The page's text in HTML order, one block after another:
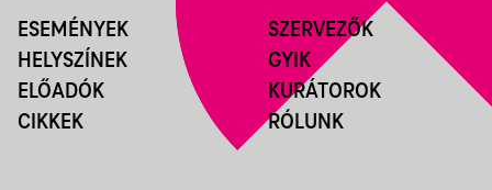
ESEMÉNYEK
HELYSZÍNEK
ELŐADÓK
CIKKEK
SZERVEZŐK
GYIK
KURÁTOROK
RÓLUNK